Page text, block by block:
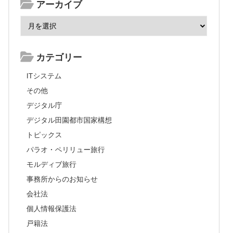
アーカイブ
カテゴリー
ITシステム
その他
デジタル庁
デジタル田園都市国家構想
トピックス
パラオ・ペリリュー旅行
モルディブ旅行
事務所からのお知らせ
会社法
個人情報保護法
戸籍法